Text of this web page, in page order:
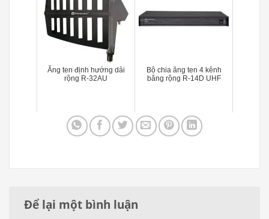
Ăng ten định hướng dải
rộng R-32AU
Bộ chia ăng ten 4 kênh
băng rộng R-14D UHF
Để lại một bình luận